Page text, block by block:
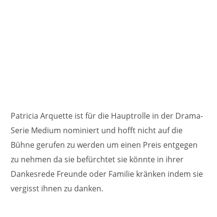
Patricia Arquette ist für die Hauptrolle in der Drama-
Serie Medium nominiert und hofft nicht auf die
Bühne gerufen zu werden um einen Preis entgegen
zu nehmen da sie befürchtet sie könnte in ihrer
Dankesrede Freunde oder Familie kränken indem sie
vergisst ihnen zu danken.